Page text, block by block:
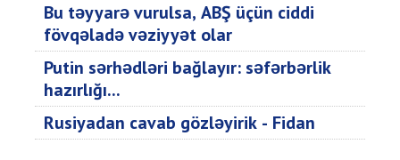
Bu təyyarə vurulsa, ABŞ üçün ciddi
fövqəladə vəziyyət olar
Putin sərhədləri bağlayır: səfərbərlik
hazırlığı...
Rusiyadan cavab gözləyirik - Fidan